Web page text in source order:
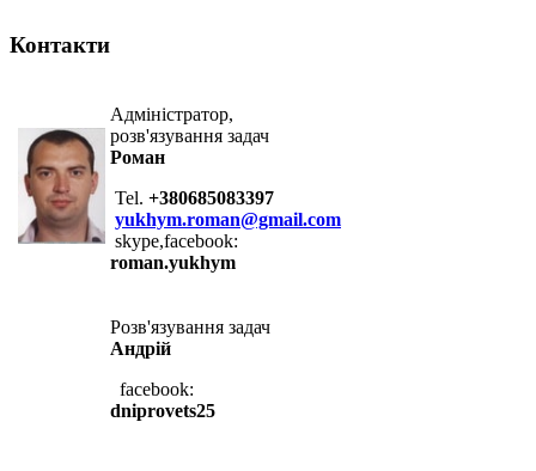
Контакти
Адміністратор,
розв'язування задач
Роман
Tel. +380685083397
yukhym.roman@gmail.com
skype,facebook:
roman.yukhym
Розв'язування задач
Андрій
facebook:
dniprovets25